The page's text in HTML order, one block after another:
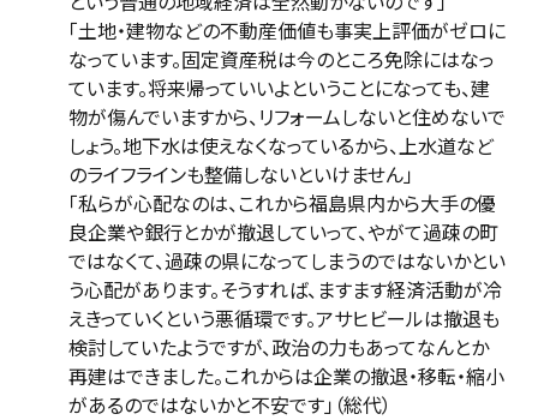
「土地・建物などの不動産価値も事実上評価がゼロに
なっています。固定資産税は今のところ免除にはなっ
ています。将来帰っていいよということになっても、建
物が傷んでいますから、リフォームしないと住めないで
しょう。地下水は使えなくなっているから、上水道など
のライフラインも整備しないといけません」
「私らが心配なのは、これから福島県内から大手の優
良企業や銀行とかが撤退していって、やがて過疎の町
ではなくて、過疎の県になってしまうのではないかとい
う心配があります。そうすれば、ますます経済活動が冷
えきっていくという悪循環です。アサヒビールは撤退も
検討していたようですが、政治の力もあってなんとか
再建はできました。これからは企業の撤退・移転・縮小
があるのではないかと不安です」（総代）